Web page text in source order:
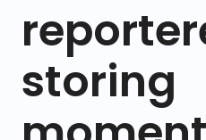
storing